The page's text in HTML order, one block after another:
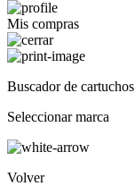
Mis compras
Buscador de cartuchos
Seleccionar marca
Volver